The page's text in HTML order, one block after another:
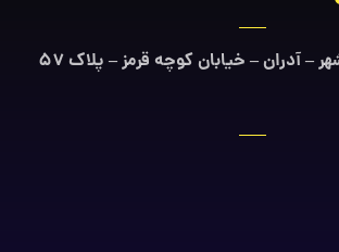
– آدران – خیابان کوچه قرمز – پلاک ۵۷